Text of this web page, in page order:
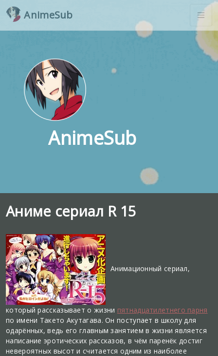
AnimeSub
AnimeSub
Аниме сериал R 15
Анимационный сериал,
который рассказывает о жизни пятнадцатилетнего парня
по имени Такето Акутагава. Он поступает в школу для
одарённых, ведь его главным занятием в жизни является
написание эротических рассказов, в чём паренёк достиг
невероятных высот и считается одним из наиболее